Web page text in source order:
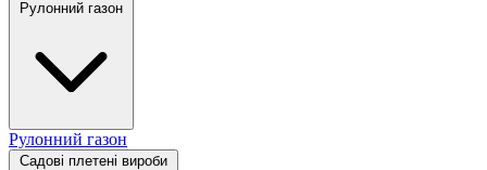
Рулонний газон
Рулонний газон
Садові плетені вироби